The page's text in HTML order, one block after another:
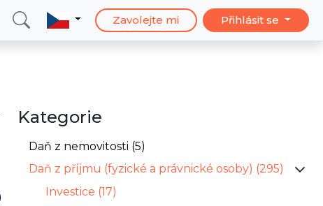
Zavolejte mi Přihlásit se
Kategorie
Daň z nemovitosti (5)
Daň z příjmu (fyzické a právnické osoby) (295)
Investice (17)